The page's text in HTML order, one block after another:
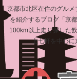
京都市北区在住のグル
を紹介するブログ「京
100km以上走り探した
上七軒を中心に